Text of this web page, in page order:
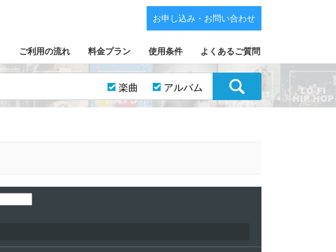
ご利用の流れ 料金プラン 使用条件 よくあるご質問
お申し込み・お問い合わせ
楽曲 アルバム